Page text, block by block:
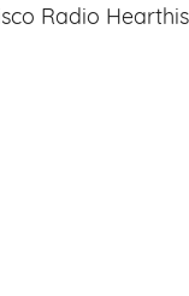
Radio Hearthis